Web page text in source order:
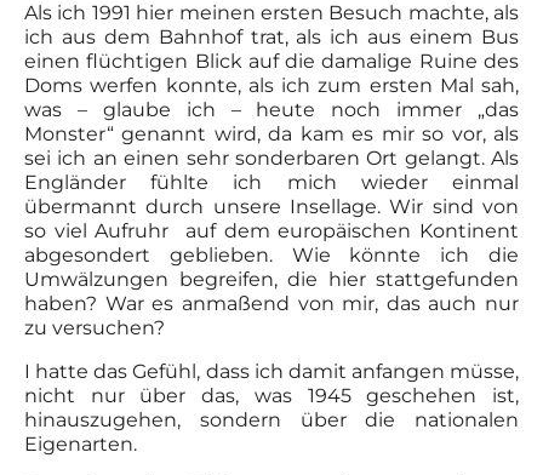
Als ich 1991 hier meinen ersten Besuch machte, als
ich aus dem Bahnhof trat, als ich aus einem Bus
einen flüchtigen Blick auf die damalige Ruine des
Doms werfen konnte, als ich zum ersten Mal sah,
was – glaube ich – heute noch immer „das
Monster“ genannt wird, da kam es mir so vor, als
sei ich an einen sehr sonderbaren Ort gelangt. Als
Engländer fühlte ich mich wieder einmal
übermannt durch unsere Insellage. Wir sind von
so viel Aufruhr auf dem europäischen Kontinent
abgesondert geblieben. Wie könnte ich die
Umwälzungen begreifen, die hier stattgefunden
haben? War es anmaßend von mir, das auch nur
zu versuchen?
I hatte das Gefühl, dass ich damit anfangen müsse,
nicht nur über das, was 1945 geschehen ist,
hinauszugehen, sondern über die nationalen
Eigenarten.